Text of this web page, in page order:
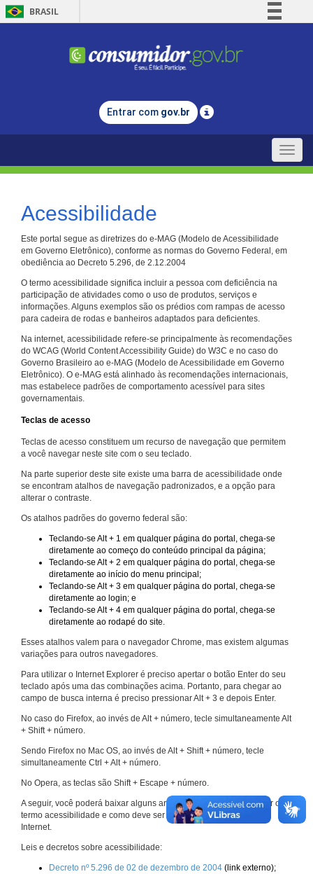
BRASIL
Comunica BR
Legislação
Entrar com gov.br
Toggle
Acessibilidade
Este portal segue as diretrizes do e-MAG (Modelo de Acessibilidade
em Governo Eletrônico), conforme as normas do Governo Federal, em
obediência ao Decreto 5.296, de 2.12.2004
O termo acessibilidade significa incluir a pessoa com deficiência na
participação de atividades como o uso de produtos, serviços e
informações. Alguns exemplos são os prédios com rampas de acesso
para cadeira de rodas e banheiros adaptados para deficientes.
Na internet, acessibilidade refere-se principalmente às recomendações
do WCAG (World Content Accessibility Guide) do W3C e no caso do
Governo Brasileiro ao e-MAG (Modelo de Acessibilidade em Governo
Eletrônico). O e-MAG está alinhado às recomendações internacionais,
mas estabelece padrões de comportamento acessível para sites
governamentais.
Teclas de acesso
Teclas de acesso constituem um recurso de navegação que permitem
a você navegar neste site com o seu teclado.
Na parte superior deste site existe uma barra de acessibilidade onde
se encontram atalhos de navegação padronizados, e a opção para
alterar o contraste.
Os atalhos padrões do governo federal são:
Teclando-se Alt + 1 em qualquer página do portal, chega-se
diretamente ao começo do conteúdo principal da página;
Teclando-se Alt + 2 em qualquer página do portal, chega-se
diretamente ao início do menu principal;
Teclando-se Alt + 3 em qualquer página do portal, chega-se
diretamente ao login; e
Teclando-se Alt + 4 em qualquer página do portal, chega-se
diretamente ao rodapé do site.
Esses atalhos valem para o navegador Chrome, mas existem algumas
variações para outros navegadores.
Para utilizar o Internet Explorer é preciso apertar o botão Enter do seu
teclado após uma das combinações acima. Portanto, para chegar ao
campo de busca interna é preciso pressionar Alt + 3 e depois Enter.
No caso do Firefox, ao invés de Alt + número, tecle simultaneamente Alt
+ Shift + número.
Sendo Firefox no Mac OS, ao invés de Alt + Shift + número, tecle
simultaneamente Ctrl + Alt + número.
No Opera, as teclas são Shift + Escape + número.
A seguir, você poderá baixar alguns arquivos que explicam melhor o
termo acessibilidade e como deve ser implementado nos sites da
Internet.
Leis e decretos sobre acessibilidade:
Decreto nº 5.296 de 02 de dezembro de 2004 (link externo);